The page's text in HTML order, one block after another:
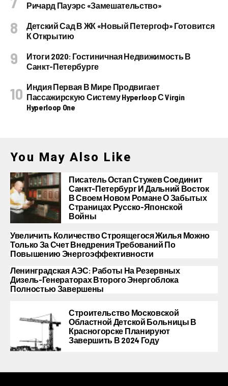
Ричард Пауэрс «Замешательство»
Детский Сад В ЖК «Новый Петергоф» Готовится
К Открытию
Итоги 2020: Гостиничная Недвижимость В
Санкт-Петербурге
Индия Первая В Мире Продвигает
Пассажирскую Систему Hyperloop С Virgin
Hyperloop One
You May Also Like
Писатель Остап Стужев Соединит
Санкт-Петербург И Дальний Восток
В Своем Новом Романе О Забытых
Страницах Русско-Японской
Войны
Увеличить Количество Строящегося Жилья Можно
Только За Счет Внедрения Требований По
Повышению Энергоэффективности
Ленинградская АЭС: Работы На Резервных
Дизель-Генераторах Второго Энергоблока
Полностью Завершены
Строительство Московской
Областной Детской Больницы В
Красногорске Планируют
Завершить В 2024 Году